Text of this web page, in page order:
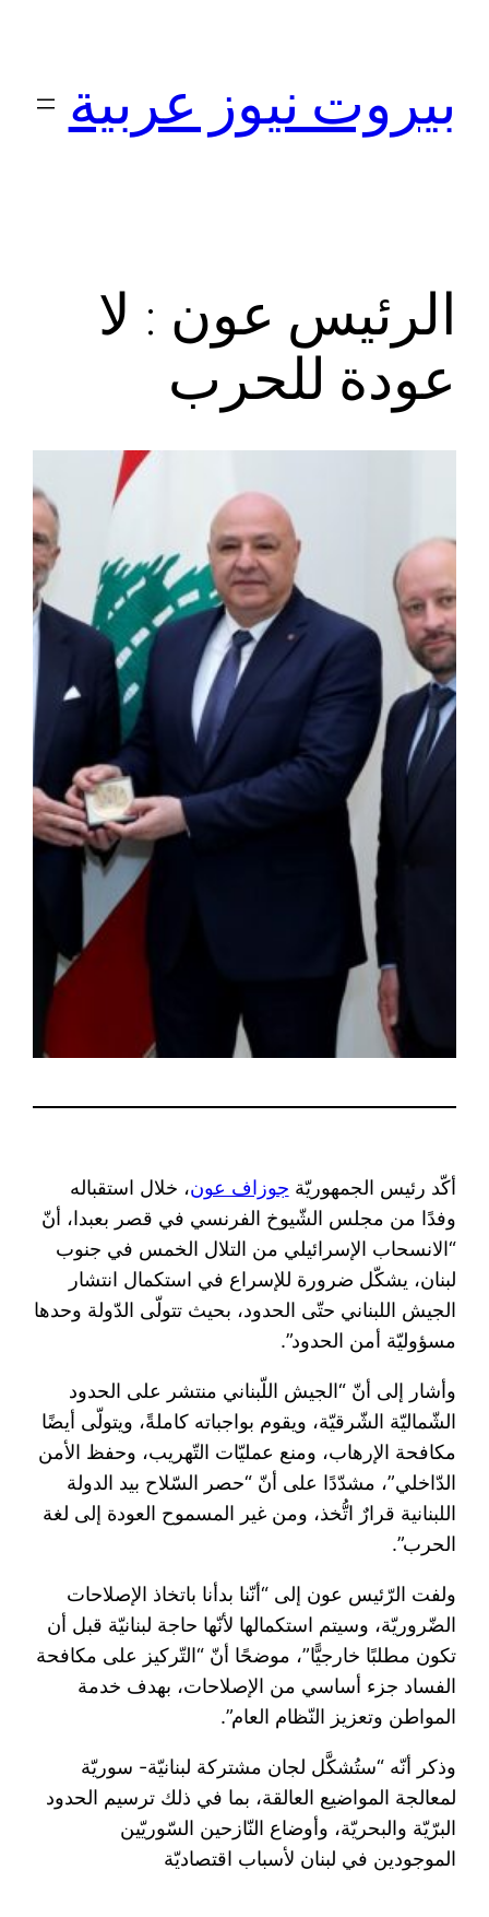
بيروت نيوز عربية
الرئيس عون : لا
عودة للحرب
أكّد رئيس الجمهوريّة ​ جوزاف عون​، خلال استقباله
وفدًا من مجلس الشّيوخ الفرنسي في قصر بعبدا، أنّ
“الانسحاب الإسرائيلي من التلال الخمس في جنوب
لبنان، يشكّل ضرورة للإسراع في استكمال انتشار
الجيش اللبناني حتّى الحدود، بحيث تتولّى الدّولة وحدها
مسؤوليّة أمن الحدود”.
وأشار إلى أنّ “الجيش اللّبناني منتشر على الحدود
الشّماليّة الشّرقيّة، ويقوم بواجباته كاملةً، ويتولّى أيضًا
مكافحة الإرهاب، ومنع عمليّات التّهريب، وحفظ الأمن
الدّاخلي”، مشدّدًا على أنّ “حصر السّلاح بيد الدولة
اللبنانية قرارٌ اتُّخذ، ومن غير المسموح العودة إلى لغة
الحرب”.
ولفت الرّئيس عون إلى “أنّنا ⁠بدأنا باتخاذ الإصلاحات
الضّروريّة، وسيتم استكمالها لأنّها حاجة لبنانيّة قبل أن
تكون مطلبًا خارجيًّا”، موضحًا أنّ “التّركيز على مكافحة
الفساد جزء أساسي من الإصلاحات، بهدف خدمة
المواطن وتعزيز النّظام العام”.
وذكر أنّه “ستُشكَّل لجان مشتركة لبنانيّة- سوريّة
لمعالجة المواضيع العالقة، بما في ذلك ترسيم الحدود
البرّيّة والبحريّة، وأوضاع النّازحين السّوريّين
الموجودين في لبنان لأسباب اقتصاديّة